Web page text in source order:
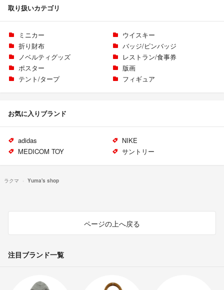
取り扱いカテゴリ
ミニカー
ウイスキー
折り財布
バッジ/ピンバッジ
ノベルティグッズ
レストラン/食事券
ポスター
版画
テント/タープ
フィギュア
お気に入りブランド
adidas
NIKE
MEDICOM TOY
サントリー
ラクマ Yuma's shop
ページの上へ戻る
注目ブランド一覧